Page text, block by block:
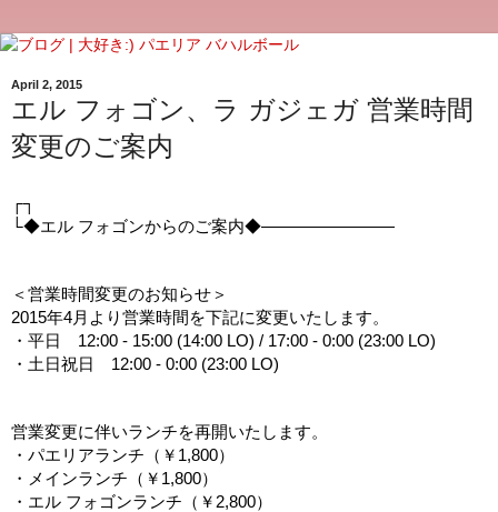
April 2, 2015
エル フォゴン、ラ ガジェガ 営業時間
変更のご案内
┌┐
└◆エル フォゴンからのご案内◆――――――――
＜営業時間変更のお知らせ＞
2015年4月より営業時間を下記に変更いたします。
・平日　12:00 - 15:00 (14:00 LO) / 17:00 - 0:00 (23:00 LO)
・土日祝日　12:00 - 0:00 (23:00 LO)
営業変更に伴いランチを再開いたします。
・パエリアランチ（￥1,800）
・メインランチ（￥1,800）
・エル フォゴンランチ（￥2,800）